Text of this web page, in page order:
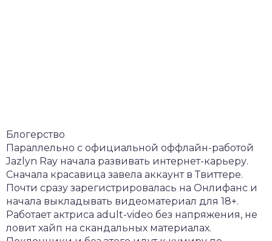
Блогерство
Параллельно с официальной оффлайн-работой
Jazlyn Ray начала развивать интернет-карьеру.
Сначала красавица завела аккаунт в Твиттере.
Почти сразу зарегистрировалась на Онлифанс и
начала выкладывать видеоматериал для 18+.
Работает актриса adult-video без напряжения, не
ловит хайп на скандальных материалах.